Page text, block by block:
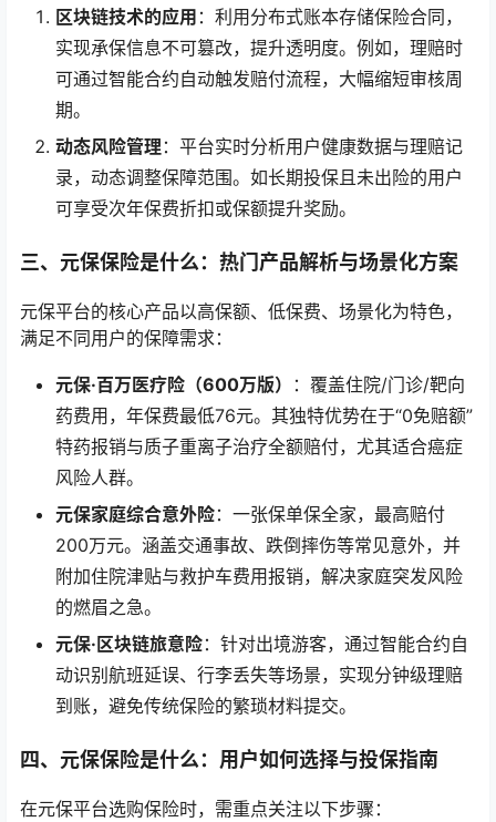
区块链技术的应用 ：利用分布式账本存储保险合同，
实现承保信息不可篡改，提升透明度。例如，理赔时
可通过智能合约自动触发赔付流程，大幅缩短审核周
期。
动态风险管理 ：平台实时分析用户健康数据与理赔记
录，动态调整保障范围。如长期投保且未出险的用户
可享受次年保费折扣或保额提升奖励。
三、元保保险是什么：热门产品解析与场景化方案
元保平台的核心产品以高保额、低保费、场景化为特色，
满足不同用户的保障需求：
元保·百万医疗险（600万版）
：覆盖住院/门诊/靶向
药费用，年保费最低76元。其独特优势在于“0免赔额”
特药报销与质子重离子治疗全额赔付，尤其适合癌症
风险人群。
元保家庭综合意外险：一张保单保全家，最高赔付
200万元。涵盖交通事故、跌倒摔伤等常见意外，并
附加住院津贴与救护车费用报销，解决家庭突发风险
的燃眉之急。
元保·区块链旅意险：针对出境游客，通过智能合约自
动识别航班延误、行李丢失等场景，实现分钟级理赔
到账，避免传统保险的繁琐材料提交。
四、元保保险是什么：用户如何选择与投保指南
在元保平台选购保险时，需重点关注以下步骤：